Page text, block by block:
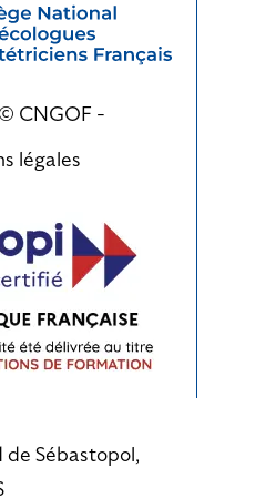
CNGOF -
légales
de Sébastopol,